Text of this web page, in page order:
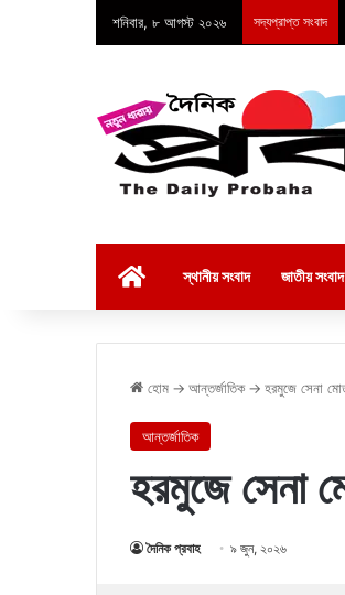
শনিবার, ৮ আগস্ট ২০২৬ সদ্যপ্রাপ্ত সংবাদ
স্থানীয় সংবাদ জাতীয় সংবাদ
হোম → আন্তর্জাতিক → হরমুজে সেনা
আন্তর্জাতিক
হরমুজে সেনা
দৈনিক প্রবাহ ৯ জুন, ২০২৬